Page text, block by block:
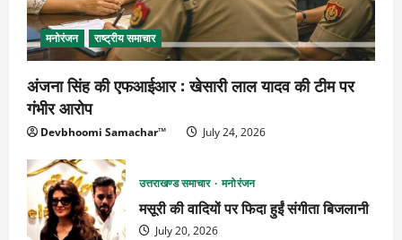
मनोरंजन राष्ट्रीय समाचार
अंजना सिंह की एफआईआर : खेसारी लाल यादव की टीम पर
गंभीर आरोप
Devbhoomi Samachar™ July 24, 2026
उत्तराखण्ड समाचार मनोरंजन
मसूरी की वादियों पर फिदा हुईं संगीता बिजलानी
July 20, 2026